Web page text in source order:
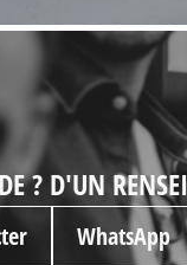
? D'UN
WhatsApp